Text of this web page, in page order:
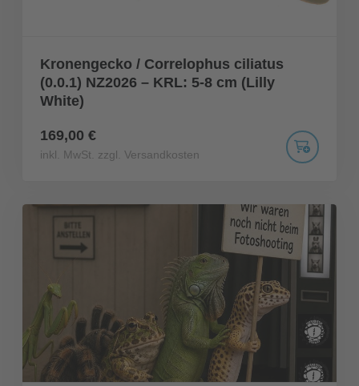
Kronengecko / Correlophus ciliatus
(0.0.1) NZ2026 – KRL: 5-8 cm (Lilly
White)
169,00 €
inkl. MwSt. zzgl. Versandkosten